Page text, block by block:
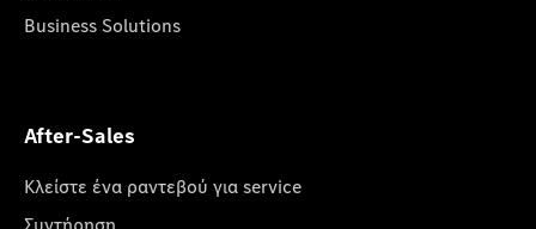
Business Solutions
After-Sales
Κλείστε ένα ραντεβού για service
Συντήρηση